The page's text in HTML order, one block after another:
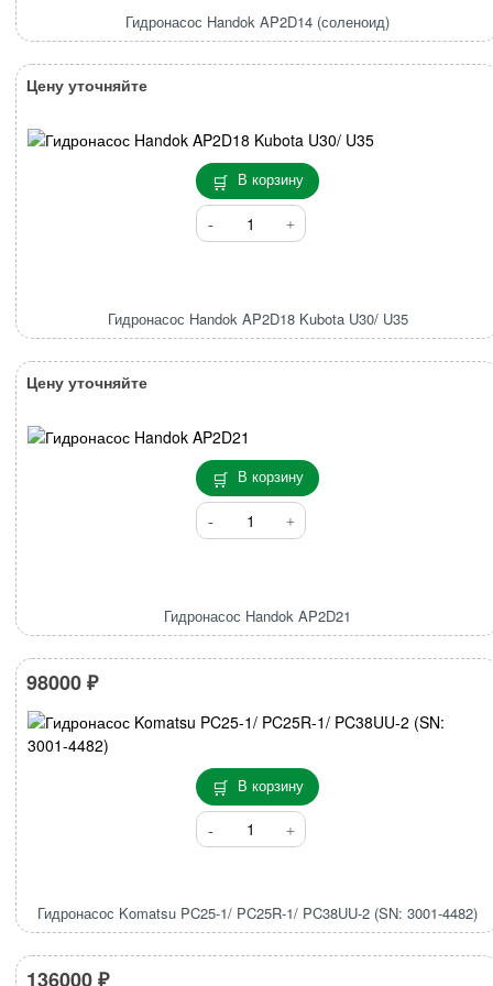
(соленоид)
Гидронасос Handok AP2D14 (соленоид)
В корзину
Количество
товара
Kubota
Гидронасос Handok AP2D18 Kubota U30/ U35
Цену уточняйте
В корзину
Количество
товара
Гидронасос Handok AP2D21
Цену уточняйте
В корзину
Количество
товара
PC25-
1/
PC25R-
Гидронасос Komatsu PC25-1/ PC25R-1/ PC38UU-2 (SN: 3001-4482)
98000₽
136000₽